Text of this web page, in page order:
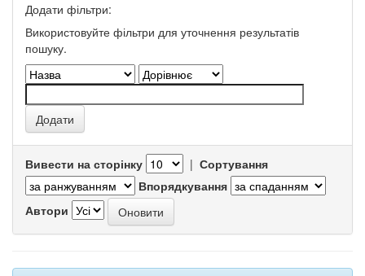
Додати фільтри:
Використовуйте фільтри для уточнення результатів
пошуку.
Вивести на сторінку | Сортування
Впорядкування
Автори